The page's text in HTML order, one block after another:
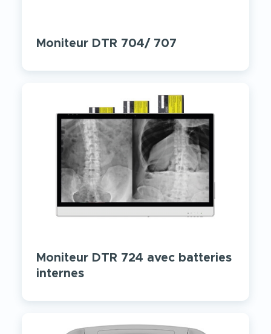
Moniteur DTR 704/ 707
Moniteur DTR 724 avec batteries
internes